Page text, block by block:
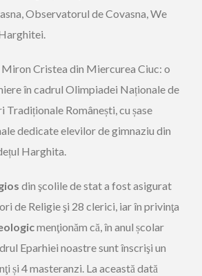
Observatorul de Covasna, We
Cristea din Miercurea Ciuc: o
în cadrul Olimpiadei Naționale de
Tradiționale Românești, cu șase
dedicate elevilor de gimnaziu din
Harghita.
din şcolile de stat a fost asigurat
de Religie şi 28 clerici, iar în privinţa
menţionăm că, în anul școlar
Eparhiei noastre sunt înscrişi un
și 4 masteranzi. La această dată